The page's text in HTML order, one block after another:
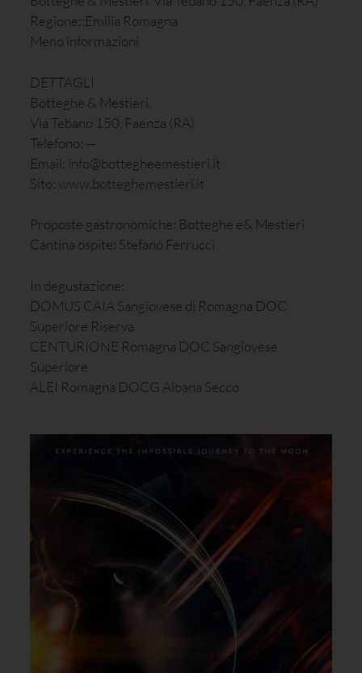
Regione::Emilia Romagna
Meno informazioni
DETTAGLI
Botteghe & Mestieri,
Via Tebano 150, Faenza (RA)
Telefono: —
Email: info@bottegheemestieri.it
Sito: www.botteghemestieri.it
Proposte gastronomiche: Botteghe e& Mestieri
Cantina ospite: Stefano Ferrucci
In degustazione:
DOMUS CAIA Sangiovese di Romagna DOC
Superiore Riserva
CENTURIONE Romagna DOC Sangiovese
Superiore
ALEI Romagna DOCG Albana Secco